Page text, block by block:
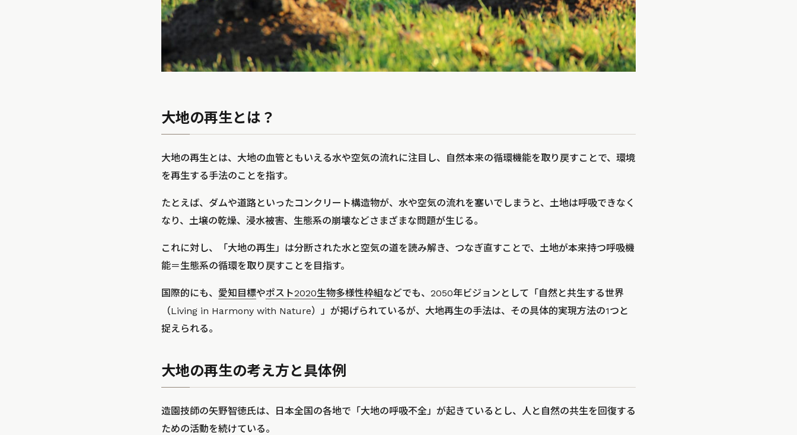
大地の再生とは？
大地の再生とは、大地の血管ともいえる水や空気の流れに注目し、自然本来の循環機能を取り戻すことで、環境
を再生する手法のことを指す。
たとえば、ダムや道路といったコンクリート構造物が、水や空気の流れを塞いでしまうと、土地は呼吸できなく
なり、土壌の乾燥、浸水被害、生態系の崩壊などさまざまな問題が生じる。
これに対し、「大地の再生」は分断された水と空気の道を読み解き、つなぎ直すことで、土地が本来持つ呼吸機
能＝生態系の循環を取り戻すことを目指す。
国際的にも、 愛知目標やポスト2020生物多様性枠組などでも、2050年ビジョンとして「自然と共生する世界
（Living in Harmony with Nature）」が掲げられているが、大地再生の手法は、その具体的実現方法の1つと
捉えられる。
大地の再生の考え方と具体例
造園技師の矢野智徳氏は、日本全国の各地で「大地の呼吸不全」が起きているとし、人と自然の共生を回復する
ための活動を続けている。